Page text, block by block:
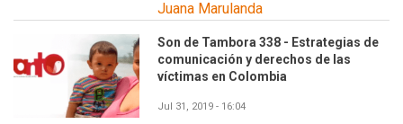
Juana Marulanda
Son de Tambora 338 - Estrategias de
comunicación y derechos de las
víctimas en Colombia
Jul 31, 2019 - 16:04